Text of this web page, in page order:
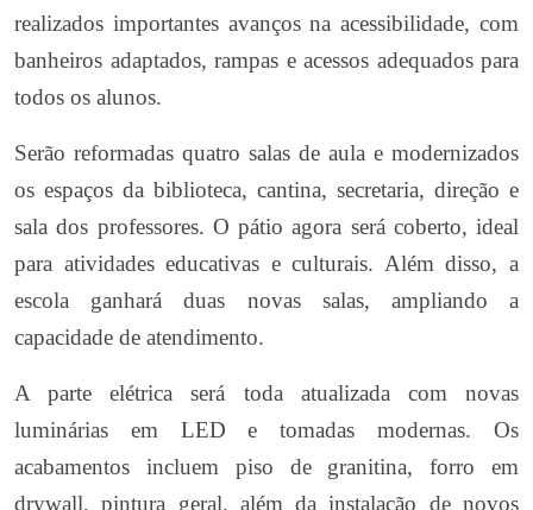
realizados importantes avanços na acessibilidade, com
banheiros adaptados, rampas e acessos adequados para
todos os alunos.
Serão reformadas quatro salas de aula e modernizados
os espaços da biblioteca, cantina, secretaria, direção e
sala dos professores. O pátio agora será coberto, ideal
para atividades educativas e culturais. Além disso, a
escola ganhará duas novas salas, ampliando a
capacidade de atendimento.
A parte elétrica será toda atualizada com novas
luminárias em LED e tomadas modernas. Os
acabamentos incluem piso de granitina, forro em
drywall, pintura geral, além da instalação de novos